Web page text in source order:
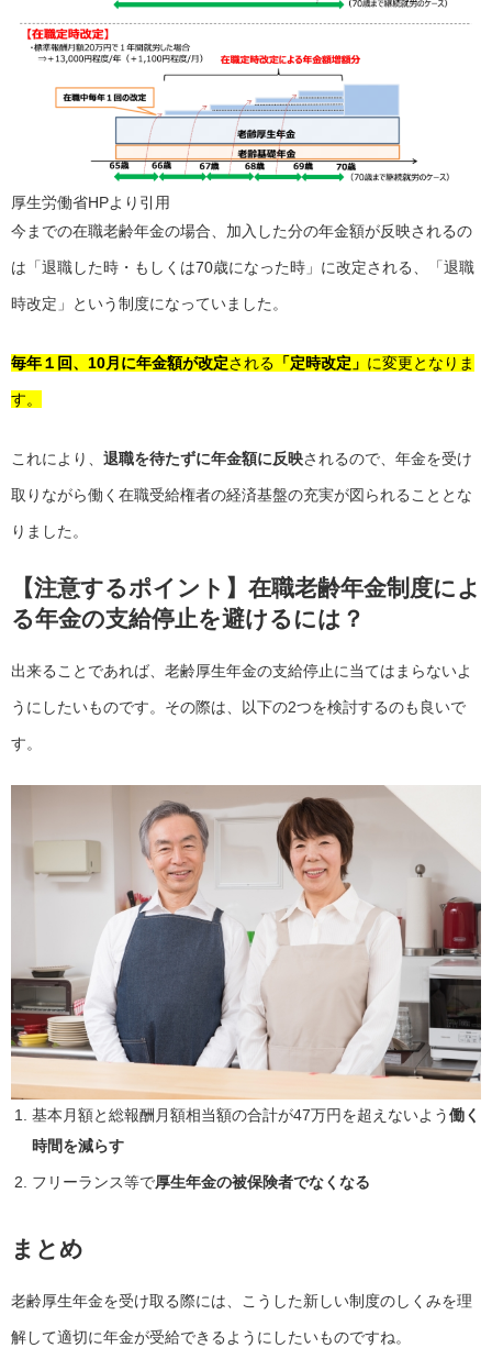
厚生労働省HPより引用
今までの在職老齢年金の場合、加入した分の年金額が反映されるの
は「退職した時・もしくは70歳になった時」に改定される、「退職
時改定」という制度になっていました。
毎年１回、10月に年金額が改定される 「定時改定」 に変更となりま
す。
これにより、 退職を待たずに年金額に反映されるので、年金を受け
取りながら働く在職受給権者の経済基盤の充実が図られることとな
りました。
【注意するポイント】在職老齢年金制度によ
る年金の支給停止を避けるには？
出来ることであれば、老齢厚生年金の支給停止に当てはまらないよ
うにしたいものです。その際は、以下の2つを検討するのも良いで
す。
基本月額と総報酬月額相当額の合計が47万円を超えないよう働く
時間を減らす
フリーランス等で厚生年金の被保険者でなくなる
まとめ
老齢厚生年金を受け取る際には、こうした新しい制度のしくみを理
解して適切に年金が受給できるようにしたいものですね。